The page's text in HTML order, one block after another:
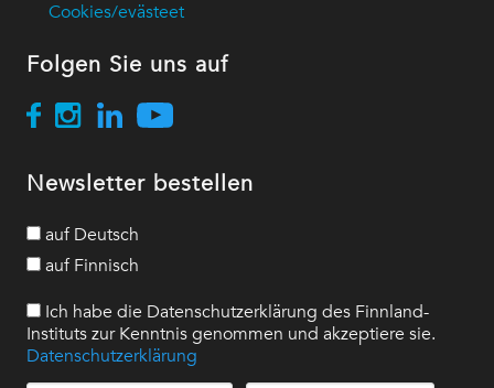
Cookies/evästeet
Folgen Sie uns auf
Newsletter bestellen
auf Deutsch
auf Finnisch
Ich habe die Datenschutzerklärung des Finnland-
Instituts zur Kenntnis genommen und akzeptiere sie.
Datenschutzerklärung